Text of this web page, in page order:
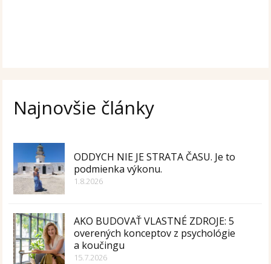
Najnovšie články
ODDYCH NIE JE STRATA ČASU. Je to
podmienka výkonu.
1.8.2026
AKO BUDOVAŤ VLASTNÉ ZDROJE: 5
overených konceptov z psychológie
a koučingu
15.7.2026